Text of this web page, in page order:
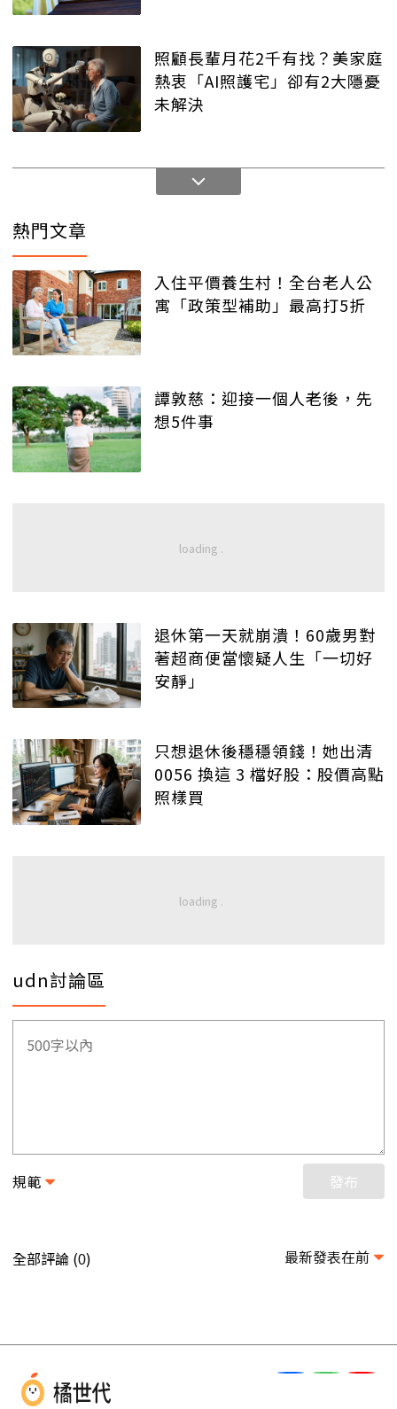
照顧長輩月花2千有找？美家庭
熱衷「AI照護宅」卻有2大隱憂
未解決
熱門文章
入住平價養生村！全台老人公
寓「政策型補助」最高打5折
譚敦慈：迎接一個人老後，先
想5件事
退休第一天就崩潰！60歲男對
著超商便當懷疑人生「一切好
安靜」
只想退休後穩穩領錢！她出清
0056 換這 3 檔好股：股價高點
照樣買
udn討論區
規範 發布
全部評論 (0) 最新發表在前